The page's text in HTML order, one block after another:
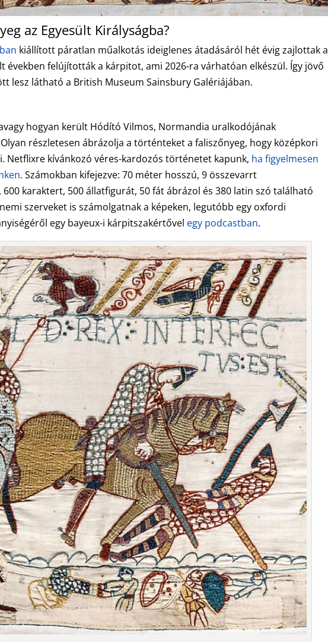
az Egyesült Királyságba?
kiállított páratlan műalkotás ideiglenes átadásáról hét évig zajlottak a
években felújították a kárpitot, ami 2026-ra várhatóan elkészül. Így jövő
lesz látható a British Museum Sainsbury Galériájában.
hogyan került Hódító Vilmos, Normandia uralkodójának
részletesen ábrázolja a történteket a faliszőnyeg, hogy középkori
Netflixre kívánkozó véres-kardozós történetet kapunk, ha figyelmesen
. Számokban kifejezve: 70 méter hosszú, 9 összevarrt
karaktert, 500 állatfigurát, 50 fát ábrázol és 380 latin szó található
szerveket is számolgatnak a képeken, legutóbb egy oxfordi
egy bayeux-i kárpitszakértővel egy podcastban.